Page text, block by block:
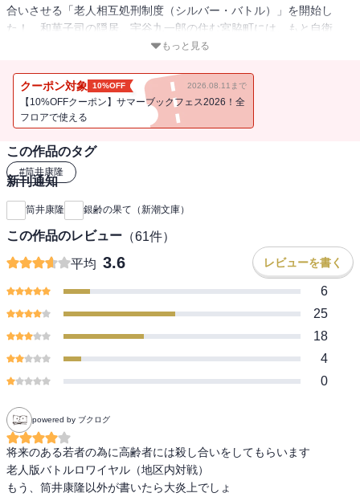
合いさせる「老人相互処刑制度（シルバー・バトル）」を開始し
た！ 和菓子司の隠居、宇谷九一郎の住む宮脇町には、もと自衛
官、プロレスラー、好色な神父など「強敵」が犇めいている。刃物
のか？ 恐怖と哄笑のうちに現代の「禁断の問い」を投げかける、
老人文学の金字塔！ ※当電子版には文庫版掲載のカットは収録し
ておりません。ご了承ください。
もっと見る
クーポン対象 10%OFF 2026.08.11まで
【10%OFFクーポン】サマーブックフェス2026！全
フロアで使える
この作品のタグ
#筒井康隆
新刊通知
筒井康隆 銀齢の果て（新潮文庫）
この作品のレビュー （61件）
平均 3.6 レビューを書く
6
25
18
4
0
powered by ブクログ
将来のある若者の為に高齢者には殺し合いをしてもらいます
老人版バトルロワイヤル（地区内対戦）
もう、筒井康隆以外が書いたら大炎上でしょ